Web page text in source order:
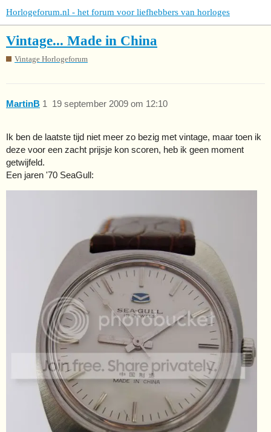
Horlogeforum.nl - het forum voor liefhebbers van horloges
Vintage... Made in China
Vintage Horlogeforum
MartinB 19 september 2009 om 12:10
1
Ik ben de laatste tijd niet meer zo bezig met vintage, maar toen ik
deze voor een zacht prijsje kon scoren, heb ik geen moment
getwijfeld.
Een jaren '70 SeaGull: